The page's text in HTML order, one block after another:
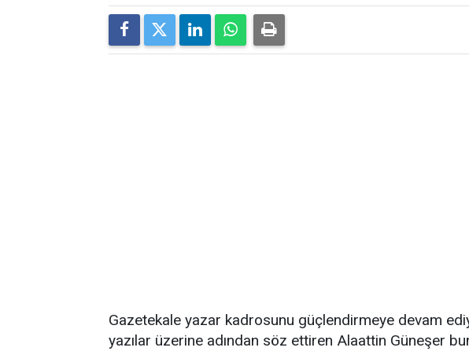
Gazetekale yazar kadrosunu güçlendirmeye devam
yazılar üzerine adından söz ettiren Alaattin Güneşer